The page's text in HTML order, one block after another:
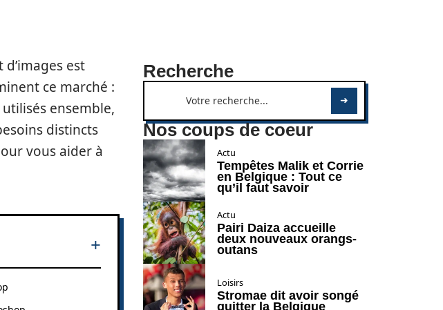
est
ce marché :
ensemble,
distincts
vous aider à
Recherche
Nos coups de coeur
Actu
Tempêtes Malik et Corrie
en Belgique : Tout ce
qu’il faut savoir
Actu
Pairi Daiza accueille
deux nouveaux orangs-
outans
Loisirs
Stromae dit avoir songé
quitter la Belgique